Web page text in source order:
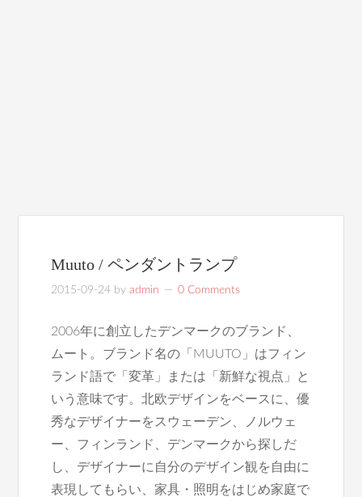
Muuto / ペンダントランプ
2015-09-24 byadmin 0 Comments
2006年に創立したデンマークのブランド、
ムート。ブランド名の「MUUTO」はフィン
ランド語で「変革」または「新鮮な視点」と
いう意味です。北欧デザインをベースに、優
秀なデザイナーをスウェーデン、ノルウェ
ー、フィンランド、デンマークから探しだ
し、デザイナーに自分のデザイン観を自由に
表現してもらい、家具・照明をはじめ家庭で